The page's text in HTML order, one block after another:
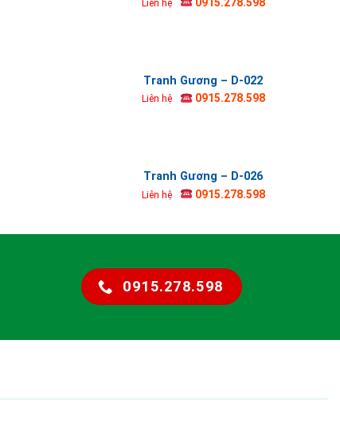
Liên hệ
Tranh Gương – D-022
Liên hệ 0915.278.598
Tranh Gương – D-026
Liên hệ 0915.278.598
0915.278.598